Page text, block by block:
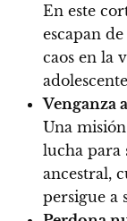
En este
escapan
caos en la
Venganza
Una
lucha para
ancestral,
persigue a